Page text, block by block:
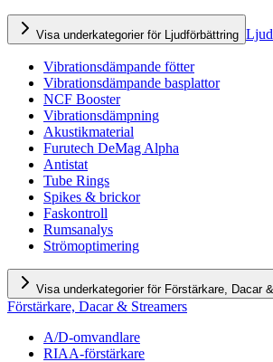
Visa underkategorier för Ljudförbättring
Vibrationsdämpande fötter
Vibrationsdämpande basplattor
NCF Booster
Vibrationsdämpning
Akustikmaterial
Furutech DeMag Alpha
Antistat
Tube Rings
Spikes & brickor
Faskontroll
Rumsanalys
Strömoptimering
Visa underkategorier för Förstärkare, Dacar
Förstärkare, Dacar & Streamers
A/D-omvandlare
RIAA-förstärkare